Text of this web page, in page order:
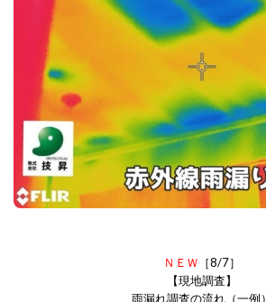
ＮＥＷ ［8/7］
【現地調査】
雨漏れ調査の流れ（一例）